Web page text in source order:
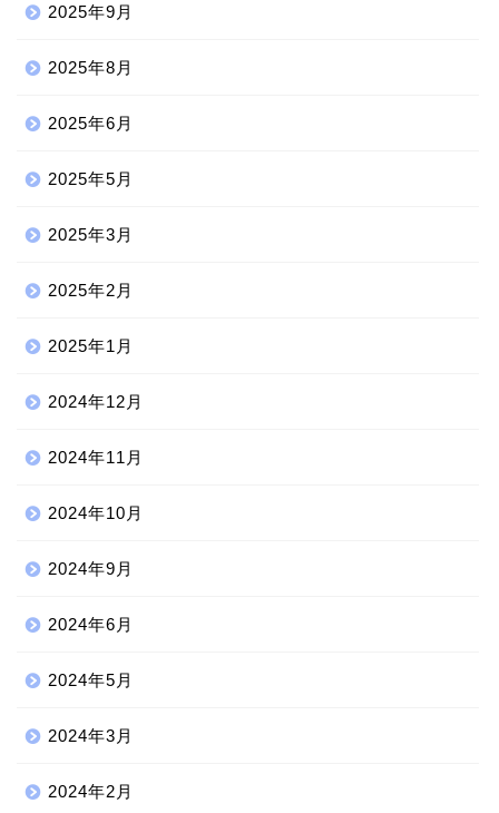
2025年9月
2025年8月
2025年6月
2025年5月
2025年3月
2025年2月
2025年1月
2024年12月
2024年11月
2024年10月
2024年9月
2024年6月
2024年5月
2024年3月
2024年2月